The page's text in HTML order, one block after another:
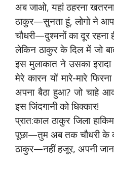
अब जाओ, यहां ठहरना
ठाकुर—सुनता हूं, लोगो ने
चौधरी—दुश्मनों का दूर रहना
लेकिन ठाकुर के दिल में जो
इस मुलाकात ने उसका
मेरे कारन यों मारे-मारे
अपना बैठा हुआ? जो चाहे
इस जिंदगानी को धिक्कार!
प्रात:काल ठाकुर जिला
पूछा—तुम अब तक चौधरी के
ठाकुर—नहीं हजूर, अपनी